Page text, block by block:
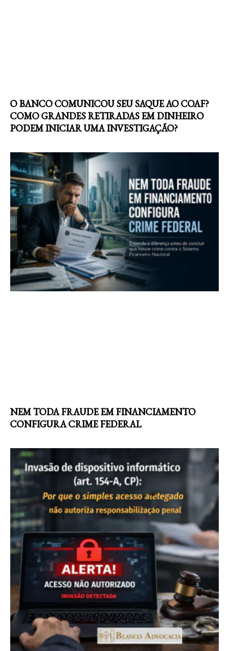
O BANCO COMUNICOU SEU SAQUE AO COAF?
COMO GRANDES RETIRADAS EM DINHEIRO
PODEM INICIAR UMA INVESTIGAÇÃO?
NEM TODA FRAUDE EM FINANCIAMENTO
CONFIGURA CRIME FEDERAL